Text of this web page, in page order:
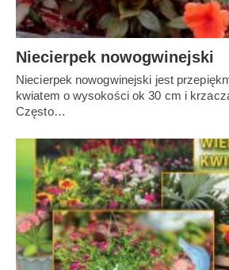
Niecierpek nowogwinejski
Niecierpek nowogwinejski jest
kwiatem o wysokości ok 30 cm i
Często…